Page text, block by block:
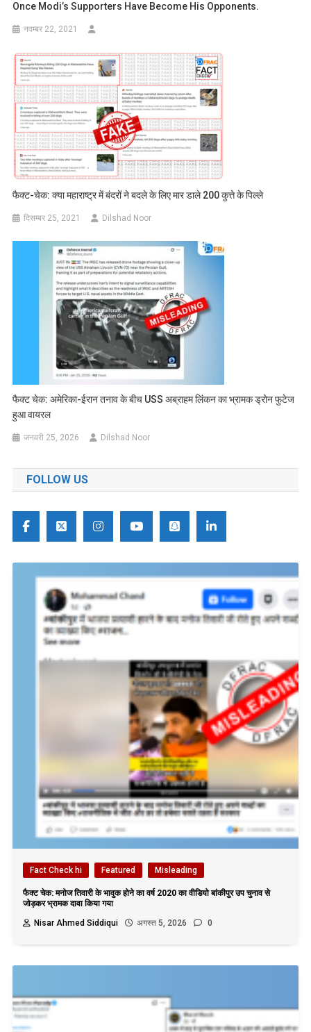
Once Modi’s Supporters Have Become His Opponents.
नवम्बर 22, 2021
फैक्ट-चेक: क्या महाराष्ट्र में बंदरों ने बदले के लिए मार डाले 200 कुत्ते के पिल्ले
दिसम्बर 25, 2021 Dilshad Noor
फैक्ट चेक: अमेरिका-ईरान तनाव के बीच USS अब्राहम लिंकन का भ्रामक ड्रोन फुटेज
हुआ वायरल
जनवरी 25, 2026 Dilshad Noor
FOLLOW US
Fact Check hi Featured Misleading
फैक्ट चेक: मनोज तिवारी के भावुक होने का वर्ष 2020 का वीडियो बांकीपुर उप चुनाव से
जोड़कर भ्रामक दावा किया गया
Nisar Ahmed Siddiqui
अगस्त 5, 2026 0